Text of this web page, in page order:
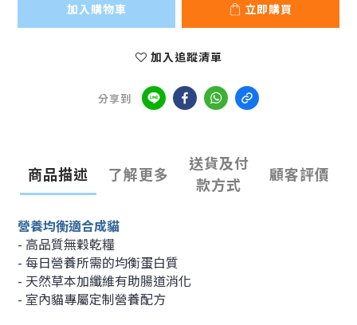
加入購物車 立即購買
加入追蹤清單
分享到
商品描述 了解更多
送貨及付
款方式
顧客評價
營養均衡適合成貓
- 高品質無穀乾糧
- 每日營養所需的均衡蛋白質
- 天然草本加纖維有助腸道消化
- 室內貓專屬定制營養配方